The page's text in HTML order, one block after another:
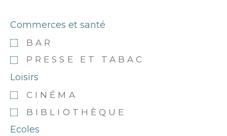
Commerces et santé
BAR
PRESSE ET TABAC
Loisirs
CINÉMA
BIBLIOTHÈQUE
Ecoles